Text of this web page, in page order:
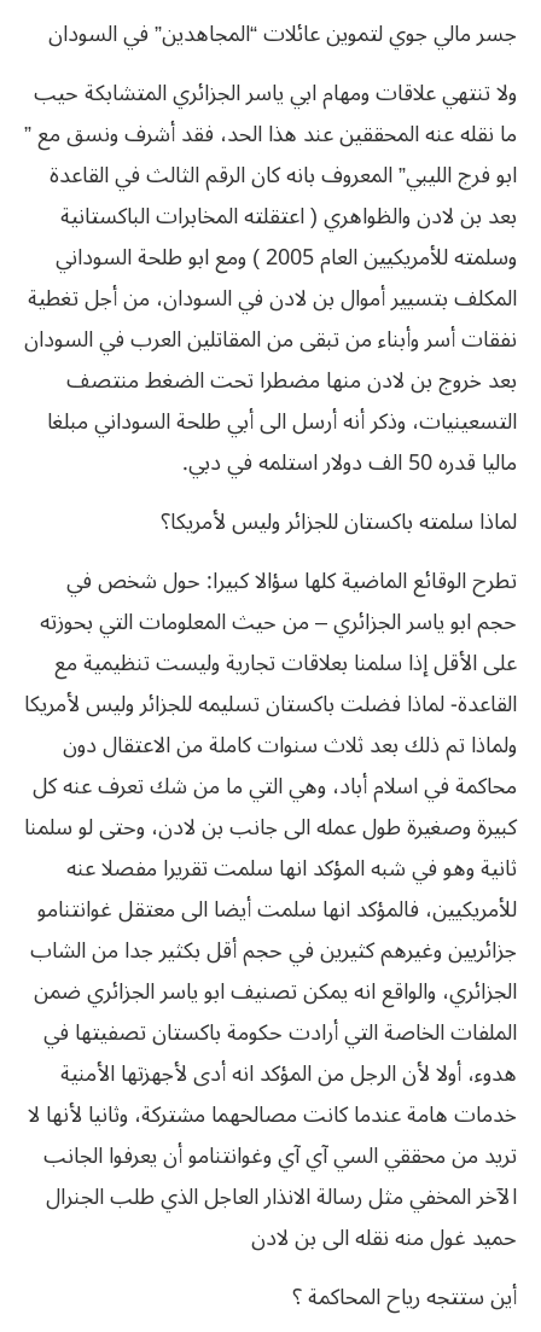
جسر مالي جوي لتموين عائلات “المجاهدين” في السودان
ولا تنتهي علاقات ومهام ابي ياسر الجزائري المتشابكة حيب
ما نقله عنه المحققين عند هذا الحد، فقد أشرف ونسق مع ”
ابو فرج الليبي” المعروف بانه كان الرقم الثالث في القاعدة
بعد بن لادن والظواهري ( اعتقلته المخابرات الباكستانية
وسلمته للأمريكيين العام 2005 ) ومع ابو طلحة السوداني
المكلف بتسيير أموال بن لادن في السودان، من أجل تغطية
نفقات أسر وأبناء من تبقى من المقاتلين العرب في السودان
بعد خروج بن لادن منها مضطرا تحت الضغط منتصف
التسعينيات، وذكر أنه أرسل الى أبي طلحة السوداني مبلغا
ماليا قدره 50 الف دولار استلمه في دبي.
لماذا سلمته باكستان للجزائر وليس لأمريكا؟
تطرح الوقائع الماضية كلها سؤالا كبيرا: حول شخص في
حجم ابو ياسر الجزائري – من حيث المعلومات التي بحوزته
على الأقل إذا سلمنا بعلاقات تجارية وليست تنظيمية مع
القاعدة- لماذا فضلت باكستان تسليمه للجزائر وليس لأمريكا
ولماذا تم ذلك بعد ثلاث سنوات كاملة من الاعتقال دون
محاكمة في اسلام أباد، وهي التي ما من شك تعرف عنه كل
كبيرة وصغيرة طول عمله الى جانب بن لادن، وحتى لو سلمنا
ثانية وهو في شبه المؤكد انها سلمت تقريرا مفصلا عنه
للأمريكيين، فالمؤكد انها سلمت أيضا الى معتقل غوانتنامو
جزائريين وغيرهم كثيرين في حجم أقل بكثير جدا من الشاب
الجزائري، والواقع انه يمكن تصنيف ابو ياسر الجزائري ضمن
الملفات الخاصة التي أرادت حكومة باكستان تصفيتها في
هدوء، أولا لأن الرجل من المؤكد انه أدى لأجهزتها الأمنية
خدمات هامة عندما كانت مصالحهما مشتركة، وثانيا لأنها لا
تريد من محققي السي آي آي وغوانتنامو أن يعرفوا الجانب
الآخر المخفي مثل رسالة الانذار العاجل الذي طلب الجنرال
حميد غول منه نقله الى بن لادن
أين ستتجه رياح المحاكمة ؟